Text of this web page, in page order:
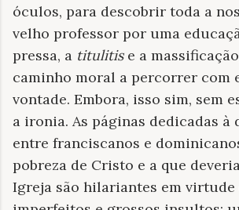
óculos, para descobrir toda a
velho professor por uma
pressa, a titulitise a
caminho moral a percorrer com
vontade. Embora, isso sim, sem
a ironia. As páginas dedicadas à
entre franciscanos e
pobreza de Cristo e a que
Igreja são hilariantes em virtude